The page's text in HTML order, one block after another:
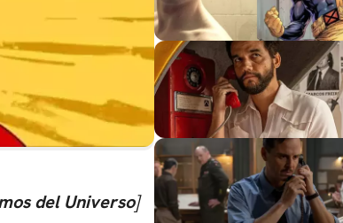
del Universo]